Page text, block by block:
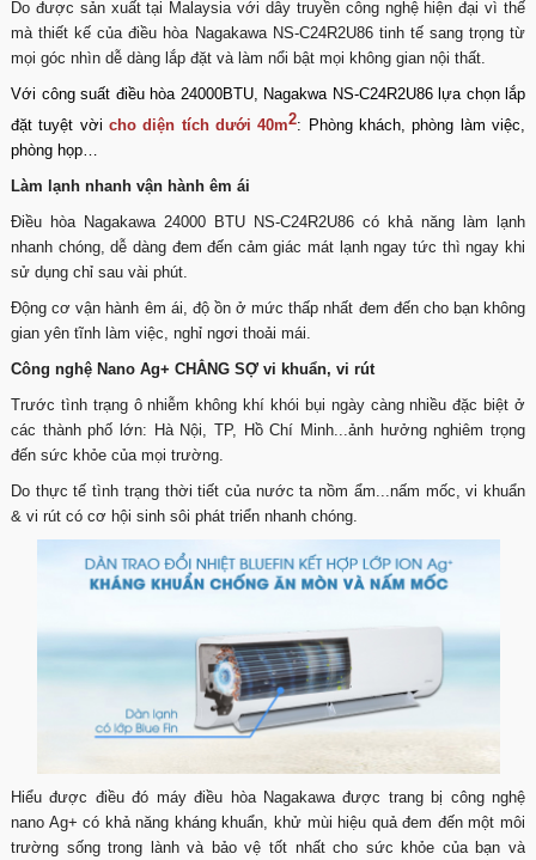
Do được sản xuất tại Malaysia với dây truyền công nghệ hiện đại vì thế
mà thiết kế của điều hòa Nagakawa NS-C24R2U86 tinh tế sang trọng từ
mọi góc nhìn dễ dàng lắp đặt và làm nổi bật mọi không gian nội thất.
Với công suất điều hòa 24000BTU, Nagakwa NS-C24R2U86 lựa chọn lắp
đặt tuyệt vời cho diện tích dưới 40m2: Phòng khách, phòng làm việc,
phòng họp…
Làm lạnh nhanh vận hành êm ái
Điều hòa Nagakawa 24000 BTU NS-C24R2U86 có khả năng làm lạnh
nhanh chóng, dễ dàng đem đến cảm giác mát lạnh ngay tức thì ngay khi
sử dụng chỉ sau vài phút.
Động cơ vận hành êm ái, độ ồn ở mức thấp nhất đem đến cho bạn không
gian yên tĩnh làm việc, nghỉ ngơi thoải mái.
Công nghệ Nano Ag+ CHẲNG SỢ vi khuẩn, vi rút
Trước tình trạng ô nhiễm không khí khói bụi ngày càng nhiều đặc biệt ở
các thành phố lớn: Hà Nội, TP, Hồ Chí Minh...ảnh hưởng nghiêm trọng
đến sức khỏe của mọi trường.
Do thực tế tình trạng thời tiết của nước ta nồm ẩm...nấm mốc, vi khuẩn
& vi rút có cơ hội sinh sôi phát triển nhanh chóng.
Hiểu được điều đó máy điều hòa Nagakawa được trang bị công nghệ
nano Ag+ có khả năng kháng khuẩn, khử mùi hiệu quả đem đến một môi
trường sống trong lành và bảo vệ tốt nhất cho sức khỏe của bạn và